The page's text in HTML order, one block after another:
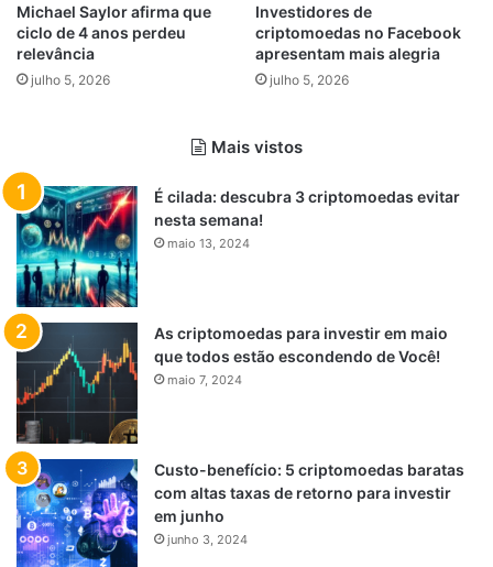
Michael Saylor afirma que
ciclo de 4 anos perdeu
relevância
julho 5, 2026
Investidores de
criptomoedas no Facebook
apresentam mais alegria
julho 5, 2026
Mais vistos
É cilada: descubra 3 criptomoedas evitar
nesta semana!
maio 13, 2024
As criptomoedas para investir em maio
que todos estão escondendo de Você!
maio 7, 2024
Custo-benefício: 5 criptomoedas baratas
com altas taxas de retorno para investir
em junho
junho 3, 2024